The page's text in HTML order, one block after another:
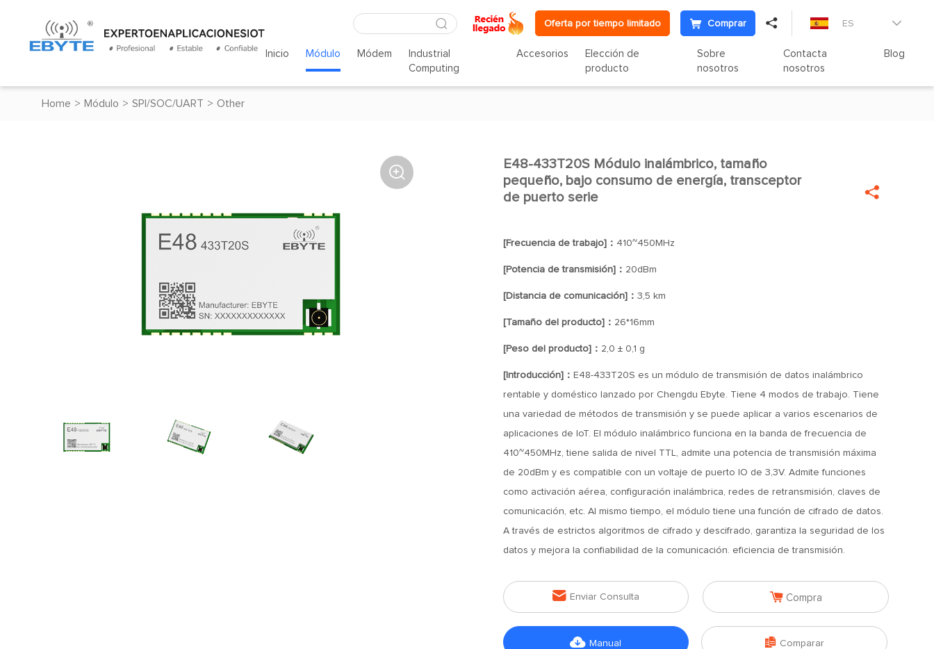
Oferta por tiempo limitado Comprar  ES 
Inicio Módulo Módem
Industrial
Computing
Accesorios
Elección de
producto
Sobre
nosotros
Contacta
nosotros
Blog
Home > Módulo > SPI/SOC/UART > Other
 
E48-433T20S Módulo inalámbrico, tamaño
pequeño, bajo consumo de energía, transceptor
de puerto serie

[Frecuencia de trabajo]： 410~450MHz
[Potencia de transmisión]： 20dBm
[Distancia de comunicación]： 3,5 km
[Tamaño del producto]： 26*16mm
[Peso del producto]： 2,0 ± 0,1 g
[Introducción]： E48-433T20S es un módulo de transmisión de datos inalámbrico
rentable y doméstico lanzado por Chengdu Ebyte. Tiene 4 modos de trabajo. Tiene
una variedad de métodos de transmisión y se puede aplicar a varios escenarios de
aplicaciones de IoT. El módulo inalámbrico funciona en la banda de frecuencia de
410~450MHz, tiene salida de nivel TTL, admite una potencia de transmisión máxima
de 20dBm y es compatible con un voltaje de puerto IO de 3,3V. Admite funciones
como activación aérea, configuración inalámbrica, redes de retransmisión, claves de
comunicación, etc. Al mismo tiempo, el módulo tiene una función de cifrado de datos.
A través de estrictos algoritmos de cifrado y descifrado, garantiza la seguridad de los
datos y mejora la confiabilidad de la comunicación. eficiencia de transmisión.
 Enviar Consulta  Compra
 Manual  Comparar